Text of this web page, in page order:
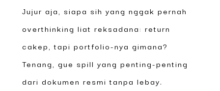
Jujur aja, siapa sih yang nggak pernah
overthinking liat reksadana: return
cakep, tapi portfolio-nya gimana?
Tenang, gue spill yang penting-penting
dari dokumen resmi tanpa lebay.